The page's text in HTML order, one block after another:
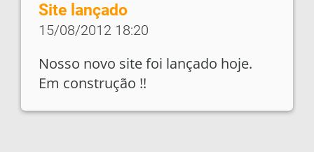
Site lançado
15/08/2012 18:20
Nosso novo site foi lançado hoje.
Em construção !!